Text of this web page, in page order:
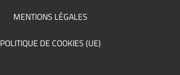
MENTIONS LÉGALES
POLITIQUE DE COOKIES (UE)